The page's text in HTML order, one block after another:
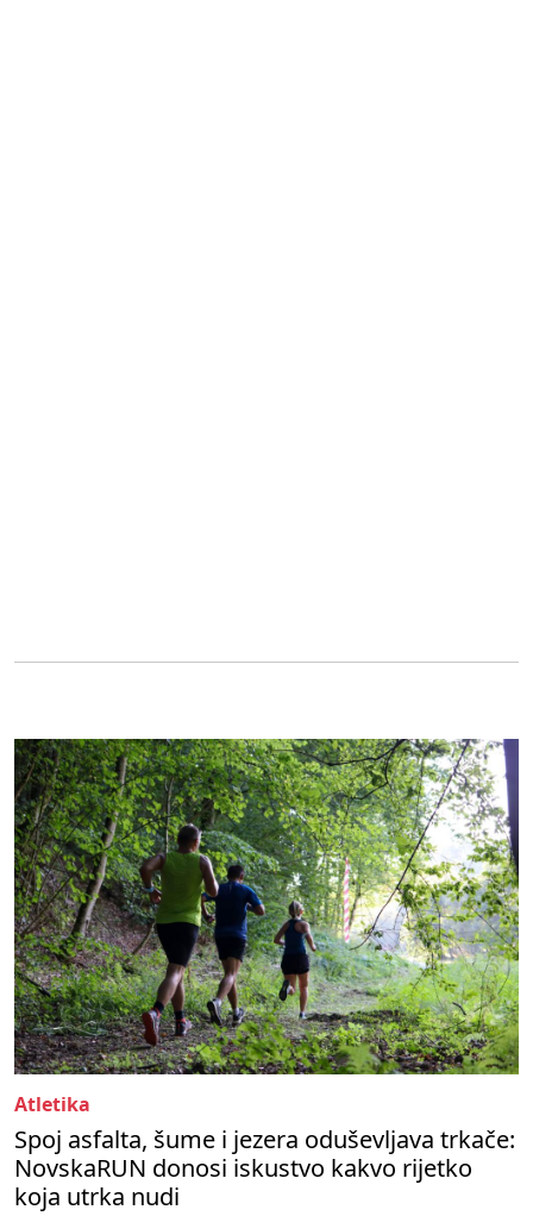
Atletika
Spoj asfalta, šume i jezera oduševljava trkače:
NovskaRUN donosi iskustvo kakvo rijetko
koja utrka nudi